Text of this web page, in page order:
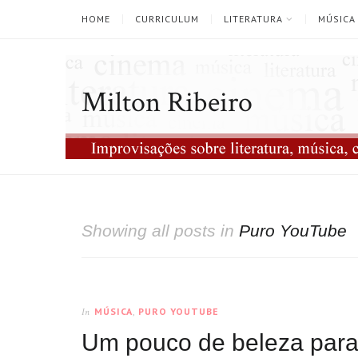
HOME CURRICULUM LITERATURA MÚSICA
Milton Ribeiro
Showing all posts in Puro YouTube
In MÚSICA PURO YOUTUBE
Um pouco de beleza